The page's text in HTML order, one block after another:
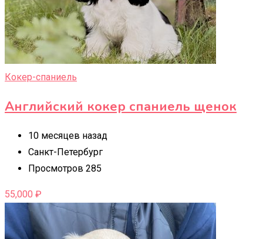
Кокер-спаниель
Английский кокер спаниель щенок
10 месяцев назад
Санкт-Петербург
Просмотров 285
55,000 ₽